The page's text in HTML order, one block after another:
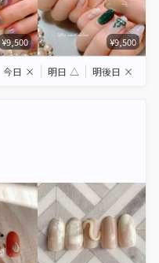
¥9,500 ¥9,500
今日 × 明日 △ 明後日 ×